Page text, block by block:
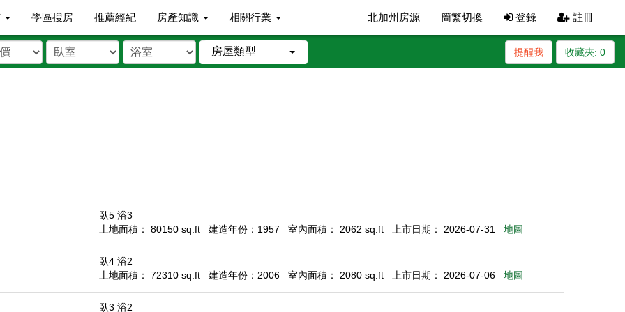
學區搜房 推薦經紀 房產知識 相關行業 北加州房源 簡繁切換 登錄 註冊
房屋類型 收藏夾: 0
提醒我
臥5 浴3
土地面積： 80150 sq.ft
建造年份：1957 室內面積： 2062 sq.ft 上市日期： 2026-07-31 地圖
臥4 浴2
土地面積： 72310 sq.ft
建造年份：2006 室內面積： 2080 sq.ft 上市日期： 2026-07-06 地圖
臥3 浴2